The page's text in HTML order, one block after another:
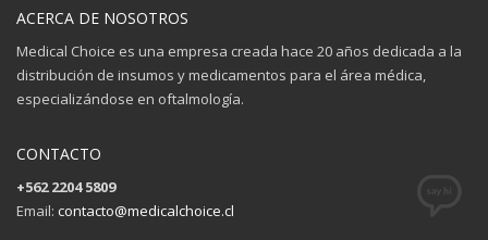
ACERCA DE NOSOTROS
Medical Choice es una empresa creada hace 20 años dedicada a la
distribución de insumos y medicamentos para el área médica,
especializándose en oftalmología.
CONTACTO
+562 2204 5809
Email: contacto@medicalchoice.cl